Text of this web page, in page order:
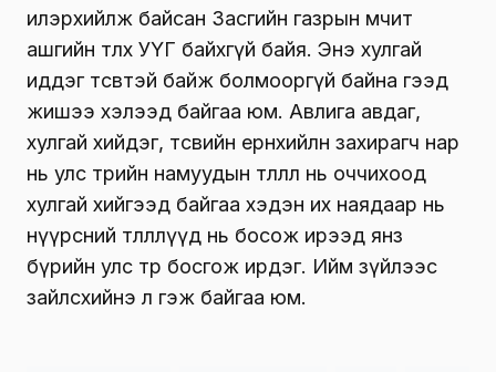
илэрхийлж байсан Засгийн газрын өмчит
ашгийн төлөөх УҮГ байхгүй байя. Энэ хулгай
иддэг төсөвтэй байж болмооргүй байна гээд
жишээ хэлээд байгаа юм. Авлига авдаг,
хулгай хийдэг, төсвийн ерөнхийлөн захирагч нар
нь улс төрийн намуудын төлөөлөл нь оччихоод
хулгай хийгээд байгаа хэдэн их наядаар нь
нүүрсний төлөөллүүд нь босож ирээд янз
бүрийн улс төр босгож ирдэг. Ийм зүйлээс
зайлсхийнэ л гэж байгаа юм.